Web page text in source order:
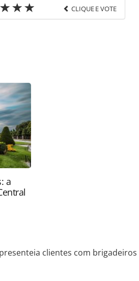
CLIQUE E VOTE
07/tam-faz-35-anos-e-
oferecidas na
é protegido pela legislação
sem autorização da
a
clientes com brigadeiros